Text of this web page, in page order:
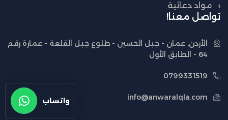
مواد دعائية
تواصل معنا!
الأردن, عمان - جبل الحسين - طلوع جبل القلعة - عمارة رقم
64 - الطابق الأول
0799331519
info@anwaralqla.com واتساب